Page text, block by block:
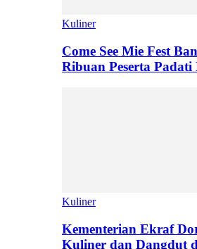
Kuliner
Come See Mie Fest
Ribuan Peserta
Kuliner
Kementerian Ekraf
Kuliner dan Dangdut